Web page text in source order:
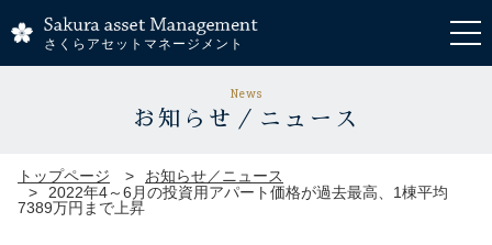
さくらアセットマネージメント
News
お知らせ／ニュース
トップページ
お知らせ／ニュース
2022年4～6月の投資用アパート価格が過去最高、1棟平均
7389万円まで上昇